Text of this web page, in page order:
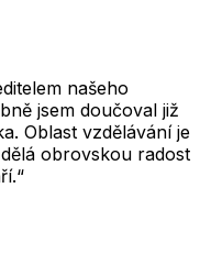
našeho
jsem doučoval již
Oblast vzdělávání je
obrovskou radost